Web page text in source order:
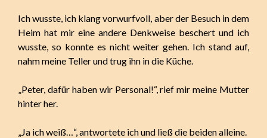
Ich wusste, ich klang vorwurfvoll, aber der Besuch in dem
Heim hat mir eine andere Denkweise beschert und ich
wusste, so konnte es nicht weiter gehen. Ich stand auf,
nahm meine Teller und trug ihn in die Küche.
„Peter, dafür haben wir Personal!“, rief mir meine Mutter
hinter her.
„Ja ich weiß…“, antwortete ich und ließ die beiden alleine.